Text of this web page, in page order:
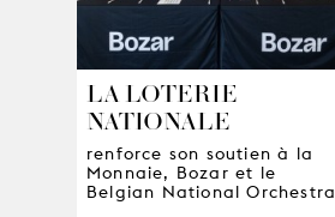
LA LOTERIE
NATIONALE
renforce son soutien à la
Monnaie, Bozar et le
Belgian National Orchestra